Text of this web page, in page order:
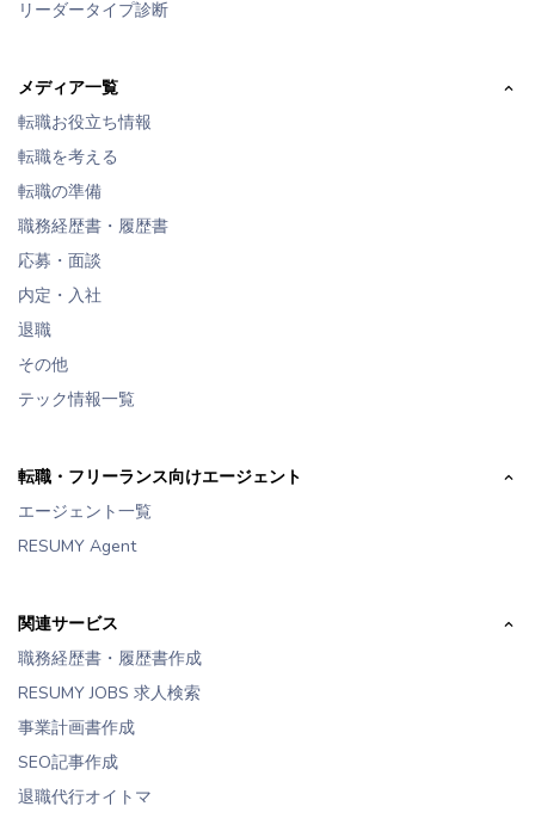
リーダータイプ診断
メディア一覧
転職お役立ち情報
転職を考える
転職の準備
職務経歴書・履歴書
応募・面談
内定・入社
退職
その他
テック情報一覧
転職・フリーランス向けエージェント
エージェント一覧
RESUMY Agent
関連サービス
職務経歴書・履歴書作成
RESUMY JOBS 求人検索
事業計画書作成
SEO記事作成
退職代行オイトマ